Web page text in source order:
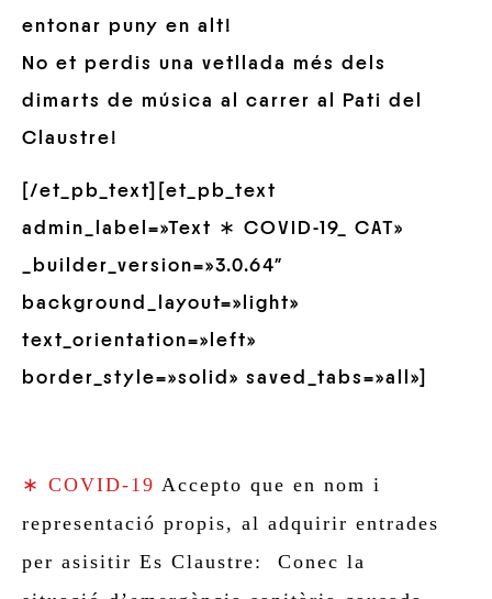
entonar puny en alt!
No et perdis una vetllada més dels
dimarts de música al carrer al Pati del
Claustre!
[/et_pb_text][et_pb_text
admin_label=»Text ∗ COVID-19_ CAT»
_builder_version=»3.0.64″
background_layout=»light»
text_orientation=»left»
border_style=»solid» saved_tabs=»all»]
∗ COVID-19 Accepto que en nom i
representació propis, al adquirir entrades
per asisitir Es Claustre: Conec la